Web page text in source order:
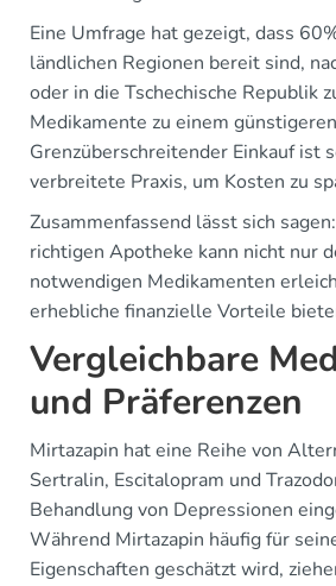
Eine Umfrage hat gezeigt, dass
ländlichen Regionen bereit sind,
oder in die Tschechische Republik
Medikamente zu einem
Grenzüberschreitender Einkauf ist
verbreitete Praxis, um Kosten zu
Zusammenfassend lässt sich
richtigen Apotheke kann nicht nur
notwendigen Medikamenten
erhebliche finanzielle Vorteile
Vergleichbare
und Präferenzen
Mirtazapin hat eine Reihe von
Sertralin, Escitalopram und
Behandlung von Depressionen
Während Mirtazapin häufig für
Eigenschaften geschätzt wird,